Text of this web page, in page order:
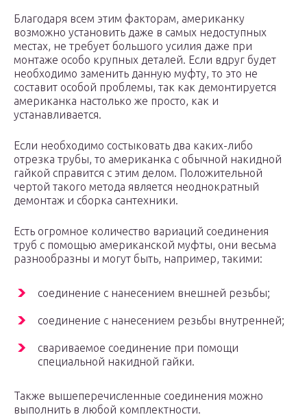
Благодаря всем этим факторам, американку
возможно установить даже в самых недоступных
местах, не требует большого усилия даже при
монтаже особо крупных деталей. Если вдруг будет
необходимо заменить данную муфту, то это не
составит особой проблемы, так как демонтируется
американка настолько же просто, как и
устанавливается.
Если необходимо состыковать два каких-либо
отрезка трубы, то американка с обычной накидной
гайкой справится с этим делом. Положительной
чертой такого метода является неоднократный
демонтаж и сборка сантехники.
Есть огромное количество вариаций соединения
труб с помощью американской муфты, они весьма
разнообразны и могут быть, например, такими:
соединение с нанесением внешней резьбы;
соединение с нанесением резьбы внутренней;
свариваемое соединение при помощи
специальной накидной гайки.
Также вышеперечисленные соединения можно
выполнить в любой комплектности.